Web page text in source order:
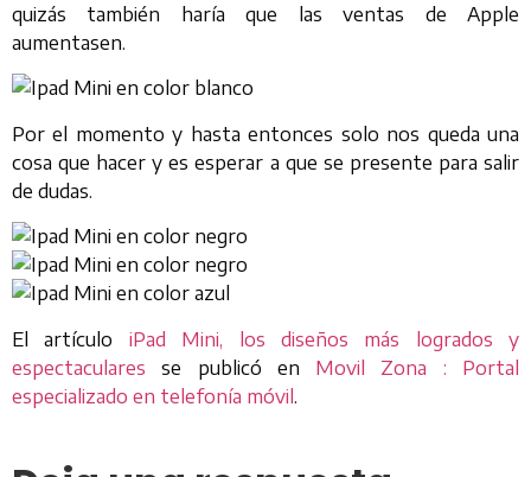
quizás también haría que las ventas de Apple
aumentasen.
Por el momento y hasta entonces solo nos queda una
cosa que hacer y es esperar a que se presente para salir
de dudas.
El artículo iPad Mini, los diseños más logrados y
espectaculares se publicó en Movil Zona : Portal
especializado en telefonía móvil.